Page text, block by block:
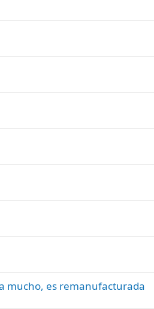
mucho, es remanufacturada